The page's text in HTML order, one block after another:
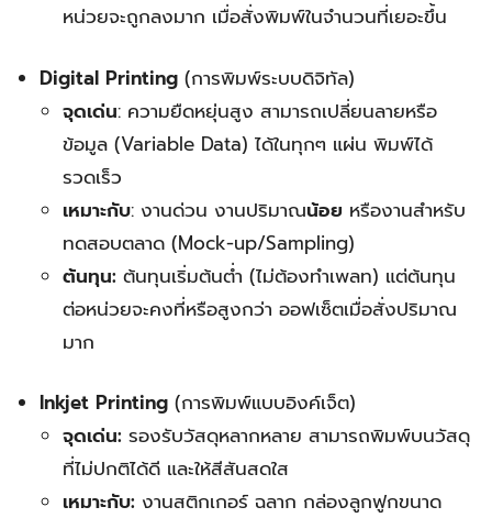
หน่วยจะถูกลงมาก เมื่อสั่งพิมพ์ในจำนวนที่เยอะขึ้น
Digital Printing (การพิมพ์ระบบดิจิทัล)
จุดเด่น: ความยืดหยุ่นสูง สามารถเปลี่ยนลายหรือ
ข้อมูล (Variable Data) ได้ในทุกๆ แผ่น พิมพ์ได้
รวดเร็ว
เหมาะกับ: งานด่วน งานปริมาณน้อย หรืองานสำหรับ
ทดสอบตลาด (Mock-up/Sampling)
ต้นทุน: ต้นทุนเริ่มต้นต่ำ (ไม่ต้องทำเพลท) แต่ต้นทุน
ต่อหน่วยจะคงที่หรือสูงกว่า ออฟเซ็ตเมื่อสั่งปริมาณ
มาก
Inkjet Printing (การพิมพ์แบบอิงค์เจ็ต)
จุดเด่น: รองรับวัสดุหลากหลาย สามารถพิมพ์บนวัสดุ
ที่ไม่ปกติได้ดี และให้สีสันสดใส
เหมาะกับ: งานสติกเกอร์ ฉลาก กล่องลูกฟูกขนาด